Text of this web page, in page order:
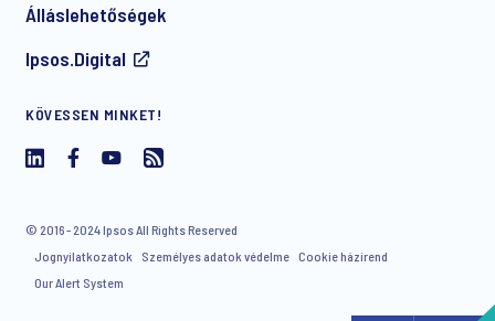
communication about products and services including
withdraw your consent at any time with effect for the future.
Álláslehetőségek
Ipsos.Digital
KÖVESSEN MINKET!
© 2016 - 2024 Ipsos All Rights Reserved
Jognyilatkozatok
Személyes adatok védelme Cookie házirend
Our Alert System